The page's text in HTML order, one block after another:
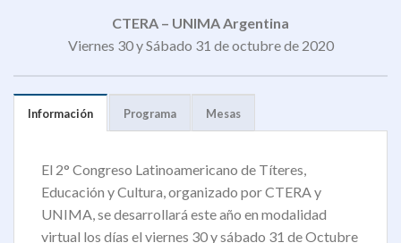
CTERA – UNIMA Argentina
Viernes 30 y Sábado 31 de octubre de 2020
Información Programa Mesas
El 2° Congreso Latinoamericano de Títeres,
Educación y Cultura, organizado por CTERA y
UNIMA, se desarrollará este año en modalidad
virtual los días el viernes 30 y sábado 31 de Octubre